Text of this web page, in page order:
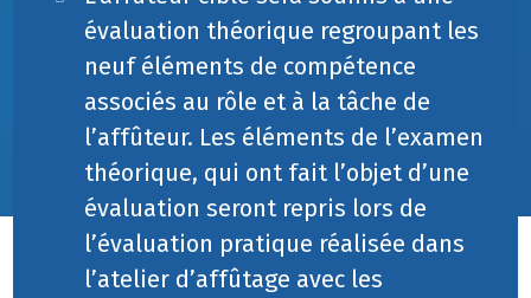
évaluation théorique regroupant les
neuf éléments de compétence
associés au rôle et à la tâche de
l’affûteur. Les éléments de l’examen
théorique, qui ont fait l’objet d’une
évaluation seront repris lors de
l’évaluation pratique réalisée dans
l’atelier d’affûtage avec les